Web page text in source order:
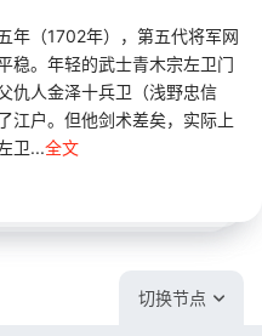
（1702年），第五代将军网
稳。年轻的武士青木宗左卫门
仇人金泽十兵卫（浅野忠信
江户。但他剑术差矣，实际上
卫...全文
切换节点